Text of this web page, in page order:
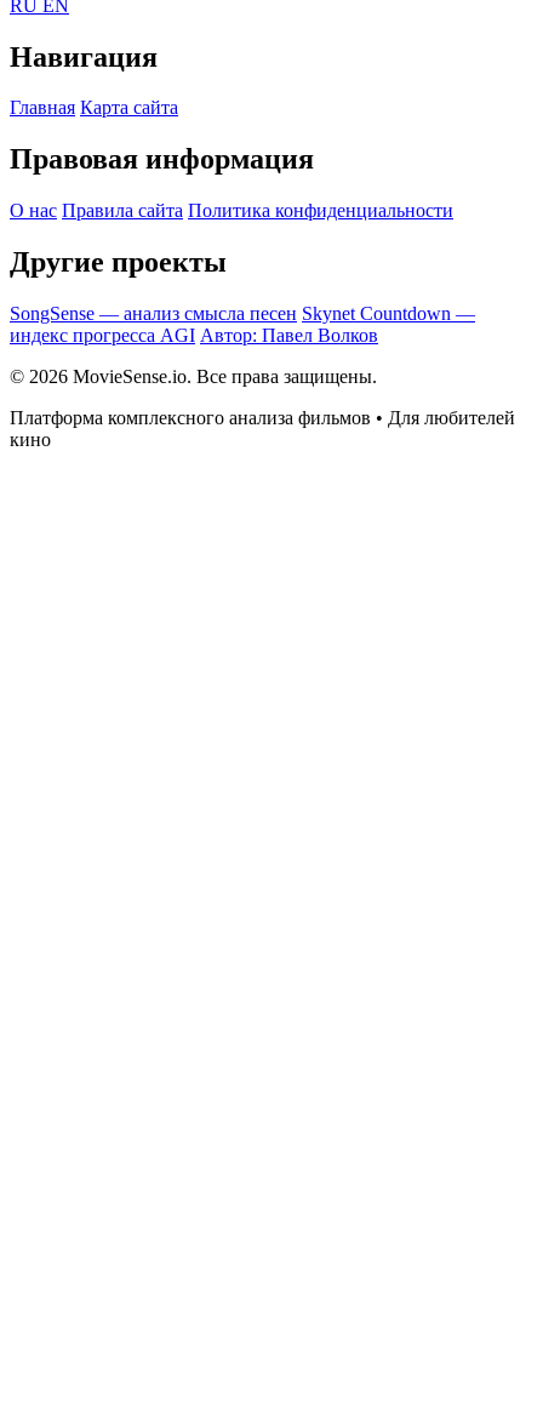
RU EN
Навигация
Главная Карта сайта
Правовая информация
О нас Правила сайта Политика конфиденциальности
Другие проекты
SongSense — анализ смысла песен Skynet Countdown —
индекс прогресса AGI Автор: Павел Волков
© 2026 MovieSense.io. Все права защищены.
Платформа комплексного анализа фильмов • Для любителей
кино